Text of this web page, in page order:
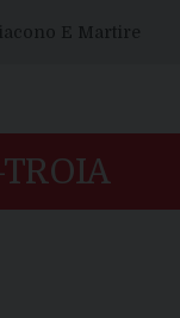
E Martire